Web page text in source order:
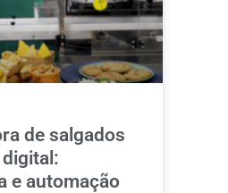
de salgados
e automação